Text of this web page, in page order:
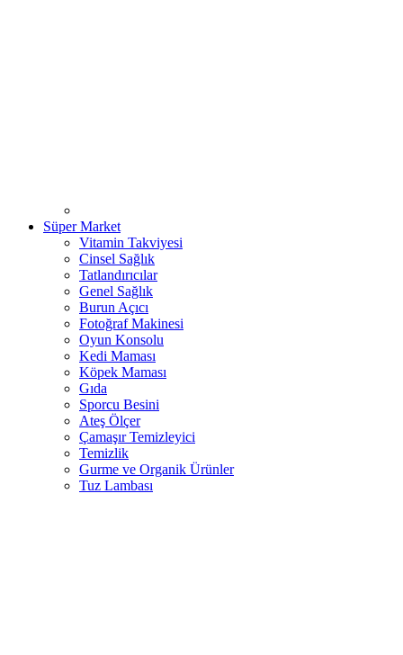
Süper Market
Vitamin Takviyesi
Cinsel Sağlık
Tatlandırıcılar
Genel Sağlık
Burun Açıcı
Fotoğraf Makinesi
Oyun Konsolu
Kedi Maması
Köpek Maması
Gıda
Sporcu Besini
Ateş Ölçer
Çamaşır Temizleyici
Temizlik
Gurme ve Organik Ürünler
Tuz Lambası